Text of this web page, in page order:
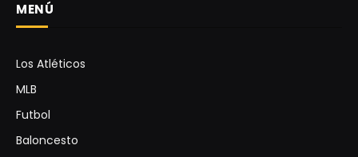
MENÚ
Los Atléticos
MLB
Futbol
Baloncesto